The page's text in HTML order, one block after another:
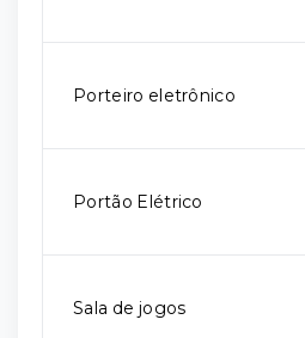
Porteiro eletrônico
Portão Elétrico
Sala de jogos